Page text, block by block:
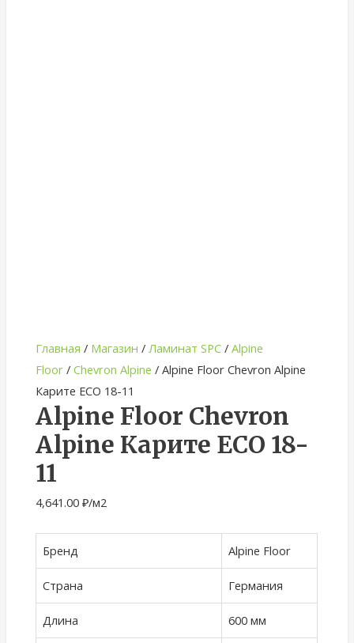
Главная / Магазин / Ламинат SPC /Alpine
Floor /Chevron Alpine / Alpine Floor Chevron Alpine
Карите ECO 18-11
Alpine Floor Chevron
Alpine Карите ECO 18-
11
4,641.00₽/м2
Бренд Alpine Floor
Страна Германия
Длина 600 мм